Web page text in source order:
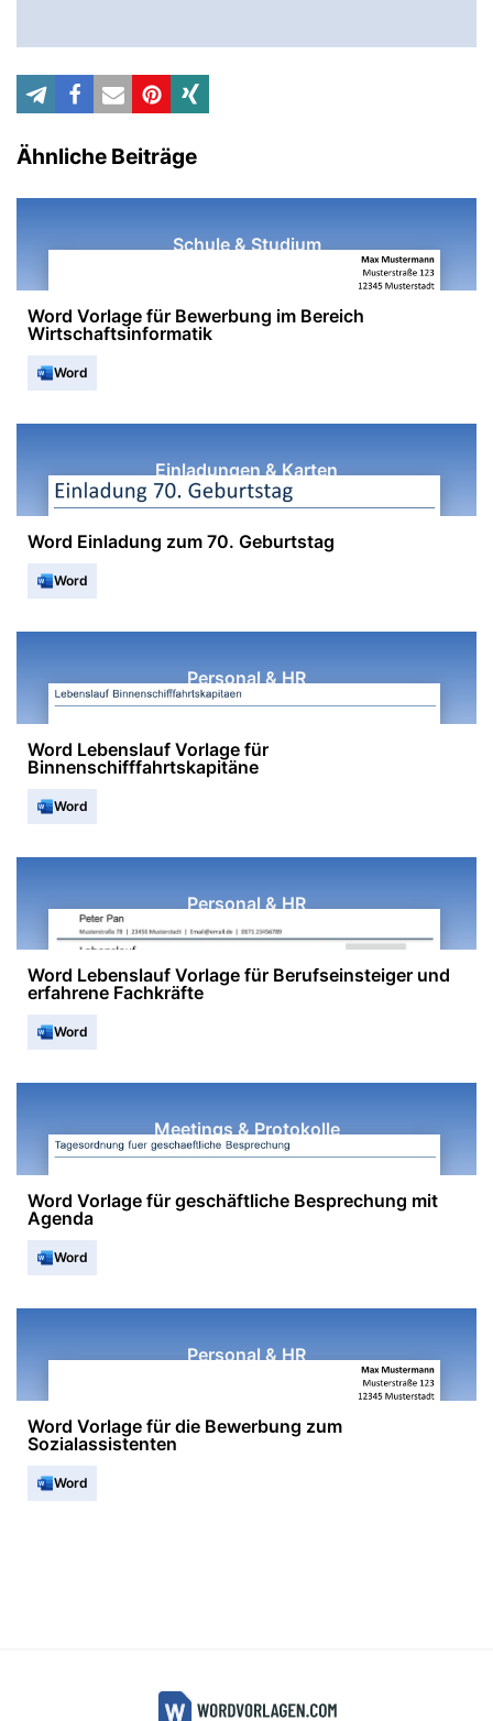
Ähnliche Beiträge
Schule & Studium
Word Vorlage für Bewerbung im Bereich
Wirtschaftsinformatik
Word
Einladungen & Karten
Word Einladung zum 70. Geburtstag
Word
Personal & HR
Word Lebenslauf Vorlage für
Binnenschifffahrtskapitäne
Word
Personal & HR
Word Lebenslauf Vorlage für Berufseinsteiger und
erfahrene Fachkräfte
Word
Meetings & Protokolle
Word Vorlage für geschäftliche Besprechung mit
Agenda
Word
Personal & HR
Word Vorlage für die Bewerbung zum
Sozialassistenten
Word